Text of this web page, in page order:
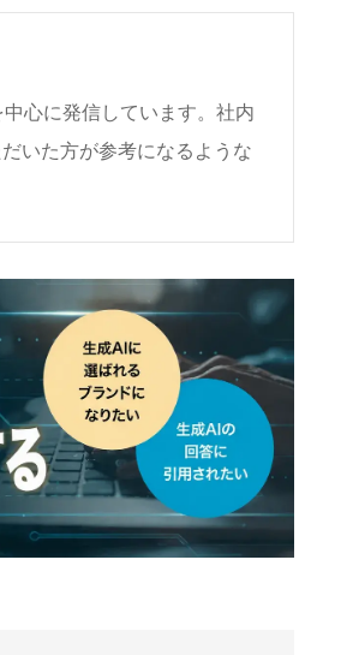
心に発信しています。社内
いた方が参考になるような